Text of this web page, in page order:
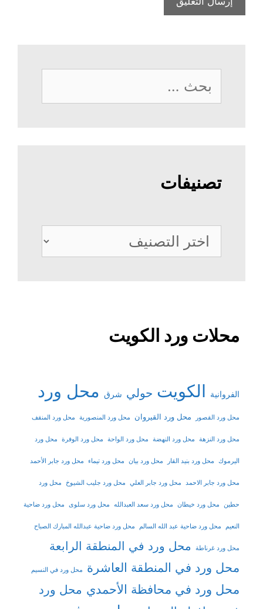
البحث
عن:
تصنيفات
تصنيفات
محلات ورد الكويت
الفروانية الكويت حولي شرق محل ورد
محل ورد القصور محل ورد القيروان محل ورد المنصورية محل ورد المنقف
محل ورد النزهة محل ورد النهضة محل ورد الواحة محل ورد الوفرة محل ورد
اليرموك محل ورد بنيد القار محل ورد بيان محل ورد تيماء محل ورد جابر الأحمد
محل ورد جابر الاحمد محل ورد جابر العلي محل ورد جليب الشيوخ محل ورد
حطين محل ورد خيطان محل ورد سعد العبدالله محل ورد سلوى محل ورد ضاحية
النعيم محل ورد ضاحية عبد الله السالم محل ورد ضاحية عبدالله المبارك الصباح
محل ورد غرناطة
محل ورد في المنطقة الرابعة
محل ورد في المنطقة العاشرة
محل ورد في النسيم
محل ورد في محافظة الأحمدي محل ورد